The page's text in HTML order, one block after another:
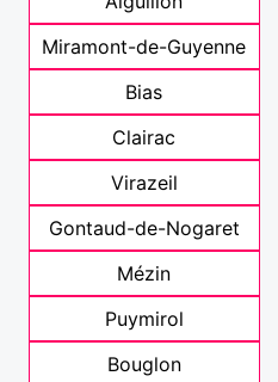
Miramont-de-Guyenne
Bias
Clairac
Virazeil
Gontaud-de-Nogaret
Mézin
Puymirol
Bouglon